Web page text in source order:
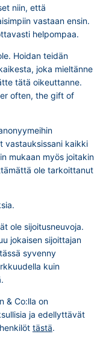
niin, että
vastaan ensin.
helpompaa.
Hoidan teidän
joka mieltänne
tätä oikeuttanne.
often, the gift of
vastauksissani kaikki
mukaan myös joitakin
ole tarkoittanut
ole sijoitusneuvoja.
jokaisen sijoittajan
syvenny
kuin
& Co:lla on
ja edellyttävät
tästä.